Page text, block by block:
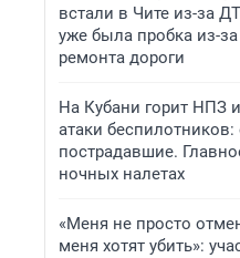
встали в Чите из-за
уже была пробка из-за
ремонта дороги
На Кубани горит НПЗ
атаки беспилотников:
пострадавшие.
ночных налетах
«Меня не просто
меня хотят убить»: